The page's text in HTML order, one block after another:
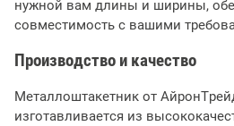
нужной вам длины и ширины,
совместимость с вашими
Производство и качество
Металлоштакетник от
изготавливается из